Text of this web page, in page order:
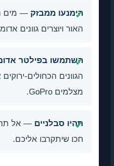
הימנעו ממבזק — מים
האור ויוצרים גוונים
השתמשו בפילטר
הגוונים הכחולים-
מצלמים GoPro.
תהיו סבלניים — אל
חכו שיתקרבו אליכם.